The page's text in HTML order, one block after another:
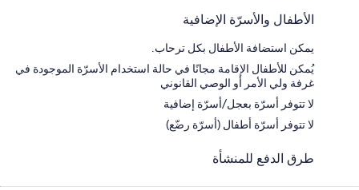
الأطفال والأسرّة الإضافية
يمكن استضافة الأطفال بكل ترحاب.
يُمكن للأطفال الإقامة مجانًا في حالة استخدام الأسرّة الموجودة في
غرفة ولي الأمر أو الوصي القانوني
لا تتوفر أسرّة بعجل/أسرّة إضافية
لا تتوفر أسرّة أطفال (أسرّة رضّع)
طرق الدفع للمنشأة